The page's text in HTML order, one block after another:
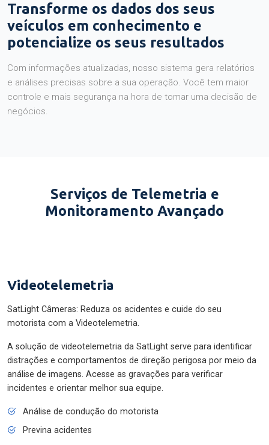
Transforme os dados dos seus
veículos em conhecimento e
potencialize os seus resultados
Com informações atualizadas, nosso sistema gera relatórios
e análises precisas sobre a sua operação. Você tem maior
controle e mais segurança na hora de tomar uma decisão de
negócios.
Serviços de Telemetria e
Monitoramento Avançado
Videotelemetria
SatLight Câmeras: Reduza os acidentes e cuide do seu
motorista com a Videotelemetria.
A solução de videotelemetria da SatLight serve para identificar
distrações e comportamentos de direção perigosa por meio da
análise de imagens. Acesse as gravações para verificar
incidentes e orientar melhor sua equipe.
Análise de condução do motorista
Previna acidentes